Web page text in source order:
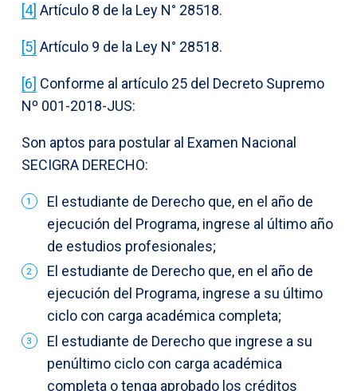
[4] Artículo 8 de la Ley N° 28518.
[5] Artículo 9 de la Ley N° 28518.
[6] Conforme al artículo 25 del Decreto Supremo
Nº 001-2018-JUS:
Son aptos para postular al Examen Nacional
SECIGRA DERECHO:
El estudiante de Derecho que, en el año de
ejecución del Programa, ingrese al último año
de estudios profesionales;
El estudiante de Derecho que, en el año de
ejecución del Programa, ingrese a su último
ciclo con carga académica completa;
El estudiante de Derecho que ingrese a su
penúltimo ciclo con carga académica
completa o tenga aprobado los créditos